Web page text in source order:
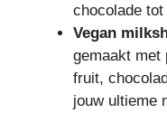
chocolade
Vegan
gemaakt met
fruit,
jouw ultieme